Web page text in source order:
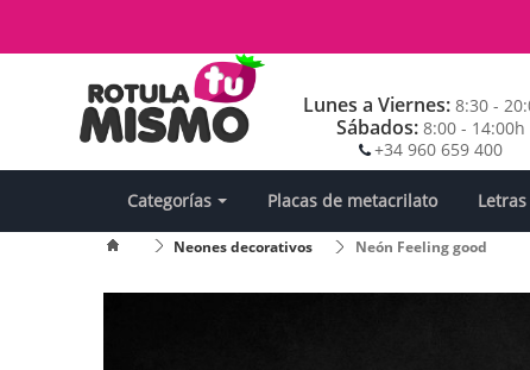
Lunes a Viernes:8:30 -
Sábados: 8:00 - 14:00h
+34 960 659 400
Categorías Placas de metacrilato
Neones decorativos Neón Feeling good